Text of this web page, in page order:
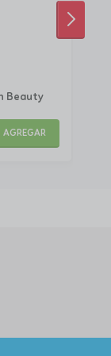
Beauty
AGREGAR